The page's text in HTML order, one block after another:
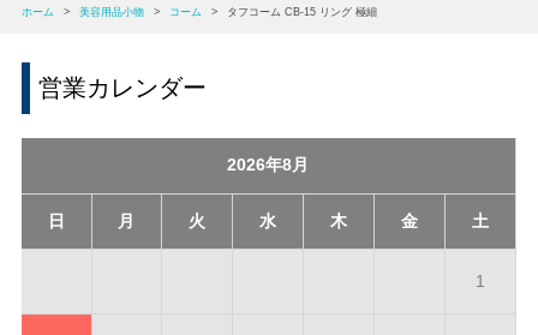
ホーム > 美容用品小物 > コーム > タフコーム CB-15 リング 極細
営業カレンダー
2026年8月
日 月 火 水 木 金 土
1